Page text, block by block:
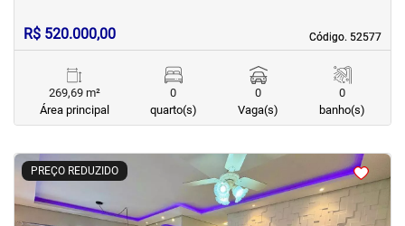
Código. 52577
Código. 52577
R$ 520.000,00
269,69 m²
Área principal
0
quarto(s)
0
Vaga(s)
0
banho(s)
PREÇO REDUZIDO
<<<